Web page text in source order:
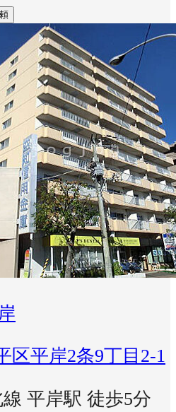
区平岸2条9丁目2-1
平岸駅 徒歩5分